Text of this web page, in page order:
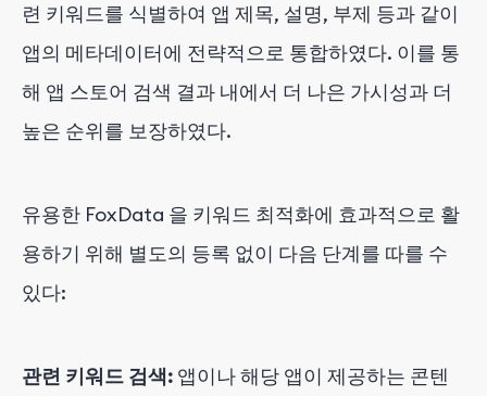
련 키워드를 식별하여 앱 제목, 설명, 부제 등과 같이
앱의 메타데이터에 전략적으로 통합하였다. 이를 통
해 앱 스토어 검색 결과 내에서 더 나은 가시성과 더
높은 순위를 보장하였다.
유용한 FoxData 을 키워드 최적화에 효과적으로 활
용하기 위해 별도의 등록 없이 다음 단계를 따를 수
있다:
관련 키워드 검색: 앱이나 해당 앱이 제공하는 콘텐